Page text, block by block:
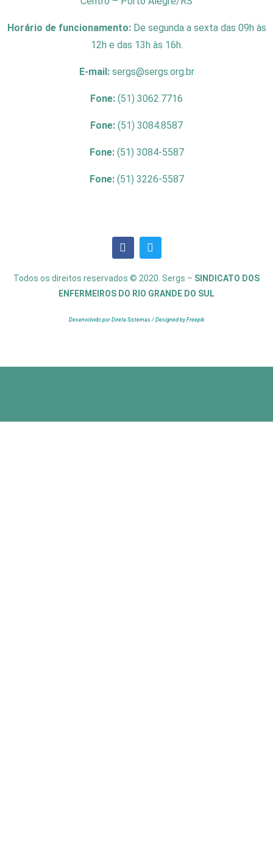
Horário de funcionamento: De segunda a sexta das 09h às
12h e das 13h às 16h.
E-mail: sergs@sergs.org.br
Fone: (51) 3062.7716
Fone: (51) 3084.8587
Fone: (51) 3084-5587
Fone: (51) 3226-5587
Todos os direitos reservados © 2020. Sergs – SINDICATO DOS
ENFERMEIROS DO RIO GRANDE DO SUL
Desenvolvido por Direta Sistemas / Designed by Freepik